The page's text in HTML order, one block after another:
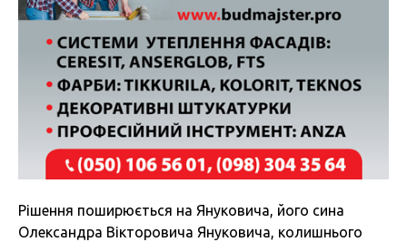
Рішення поширюється на Януковича, його сина
Олександра Вікторовича Януковича, колишнього